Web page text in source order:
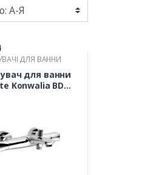
ДЛЯ ВАННИ
для ванни
Konwalia BDK